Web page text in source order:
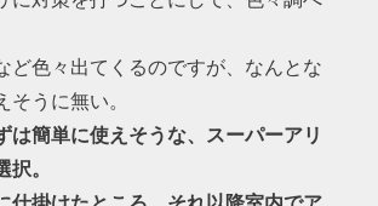
ど色々出てくるのですが、なんとな
そうに無い。
は簡単に使えそうな、スーパーアリ
。